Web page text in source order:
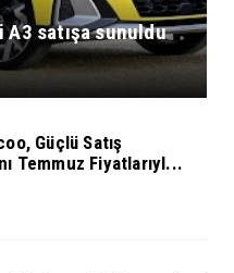
A3 satışa sunuldu
Güçlü Satış
Temmuz Fiyatlarıyl...